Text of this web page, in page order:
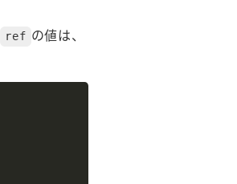
ref の値は、